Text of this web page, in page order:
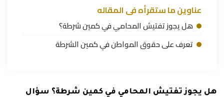
عناوين ما ستقرأه فى المقاله
هل يجوز تفتيش المحامي في كمين شرطة؟
تعرف على حقوق المواطن في كمين الشرطة
هل يجوز تفتيش المحامي في كمين شرطة؟ سؤال